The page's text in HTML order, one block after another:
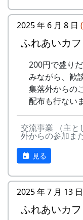
相棒の“うらめ
のとある棚田コ
ブする企画）で
す。（ポン四郎
水と太陽の国
稲刈りの日、田
する棚田コンサ
2000年 加美
うた
No 歌
1
ふるさと
⾥へ
2
加美の⾥
ら'98
3 永遠の⾥
4
5
なんとな
うた
6 あしたは
ボーイズ
3 ⽉ーアカ
- ⽉ーアカ
4
H
(II)
- H
2025 年 6 月 8 日
ふれあいカ
200円で盛り
みながら、歓
集落外からの
配布も行ない
交流事業 （主と
外からの参加ま
見る
2025 年 7 月 13 日
ふれあいカ